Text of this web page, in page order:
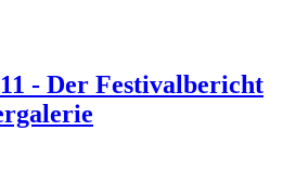
- Der Festivalbericht